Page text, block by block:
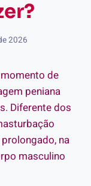
2026
de
peniana
Diferente dos
na
masculino